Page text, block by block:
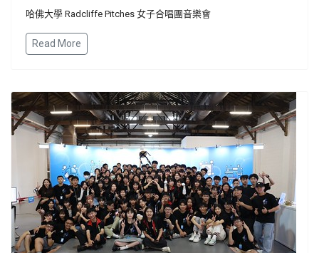
哈佛大學 Radcliffe Pitches 女子合唱團音樂會
Read More